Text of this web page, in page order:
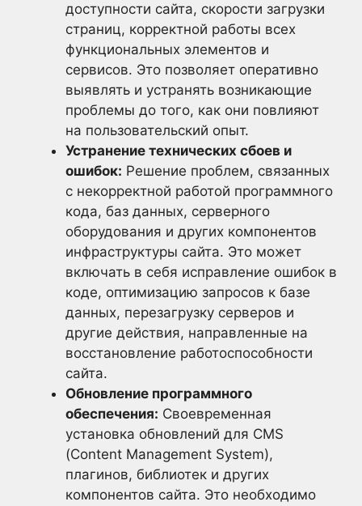
доступности сайта, скорости загрузки
страниц, корректной работы всех
функциональных элементов и
сервисов. Это позволяет оперативно
выявлять и устранять возникающие
проблемы до того, как они повлияют
на пользовательский опыт.
Устранение технических сбоев и
ошибок: Решение проблем, связанных
с некорректной работой программного
кода, баз данных, серверного
оборудования и других компонентов
инфраструктуры сайта. Это может
включать в себя исправление ошибок в
коде, оптимизацию запросов к базе
данных, перезагрузку серверов и
другие действия, направленные на
восстановление работоспособности
сайта.
Обновление программного
обеспечения: Своевременная
установка обновлений для CMS
(Content Management System),
плагинов, библиотек и других
компонентов сайта. Это необходимо